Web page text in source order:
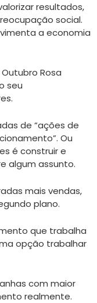
resultados,
social.
a economia
Rosa
seu
de “ações de
Ou
é construir e
algum assunto.
mais vendas,
plano.
que trabalha
opção trabalhar
com maior
realmente.